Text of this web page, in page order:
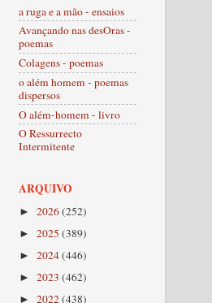
a ruga e a mão - ensaios
Avançando nas desOras -
poemas
Colagens - poemas
o além homem - poemas
dispersos
O além-homem - livro
O Ressurrecto
Intermitente
ARQUIVO
► 2026(252)
► 2025 (389)
► 2024(446)
► 2023 (462)
► 2022(438)